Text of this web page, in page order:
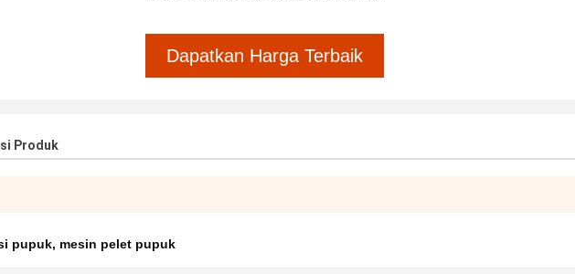
Dapatkan Harga Terbaik
Produk
pupuk, mesin pelet pupuk